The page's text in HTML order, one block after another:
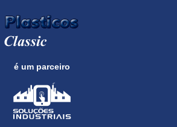
é um parceiro